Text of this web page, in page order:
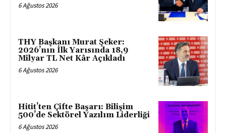
6 Ağustos 2026
THY Başkanı Murat Şeker:
2026’nın İlk Yarısında 18,9
Milyar TL Net Kâr Açıkladı
6 Ağustos 2026
Hitit’ten Çifte Başarı: Bilişim
500’de Sektörel Yazılım Liderliği
6 Ağustos 2026